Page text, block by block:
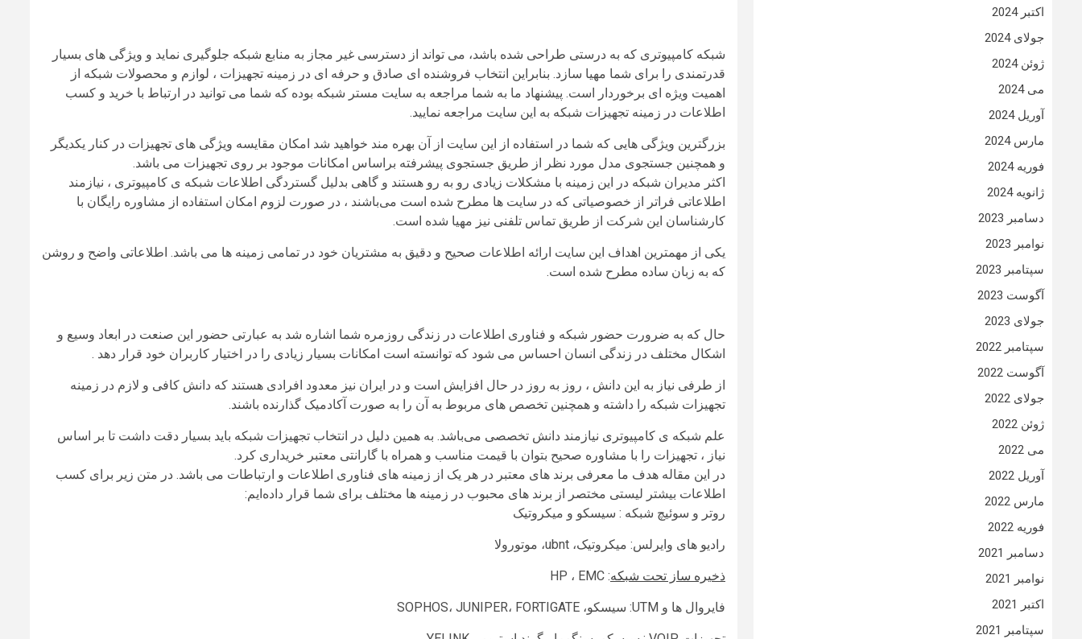
شبکه‌ کامپیوتری که به درستی طراحی شده باشد، می تواند از دسترسی غیر مجاز به منابع شبکه جلوگیری نماید و ویژگی‌ های بسیار
قدرتمندی را برای شما مهیا ‌سازد. بنابراین انتخاب فروشنده‌ ای صادق و حرفه ‌ای در زمینه تجهیزات ، لوازم و محصولات شبکه از
اهمیت ویژه ای برخوردار است. پیشنهاد ما به شما مراجعه به سایت مستر شبکه بوده که شما می ‌توانید در ارتباط با خرید و کسب
اطلاعات در زمینه تجهیزات شبکه به این سایت مراجعه نمایید.
بزرگترین ویژگی ‌هایی که شما در استفاده از این سایت از آن بهره مند خواهید شد امکان مقایسه ویژگی‌ های تجهیزات در کنار یکدیگر
و همچنین جستجوی مدل مورد نظر از طریق جستجوی پیشرفته براساس امکانات موجود بر روی تجهیزات می‌ باشد.
اکثر مدیران شبکه در این زمینه با مشکلات زیادی رو به رو هستند و گاهی بدلیل گستردگی اطلاعات شبکه ‌ی کامپیوتری ، نیازمند
اطلاعاتی فراتر از خصوصیاتی که در سایت‌ ها مطرح شده است می‌‎باشند ، در صورت لزوم امکان استفاده از مشاوره رایگان با
کارشناسان این شرکت از طریق تماس تلفنی نیز مهیا شده است.
یکی از مهمترین اهداف این سایت ارائه اطلاعات صحیح و دقیق به مشتریان خود در تمامی زمینه ‌ها می‌ باشد. اطلاعاتی واضح و روشن
که به زبان ساده مطرح شده است.
حال که به ضرورت حضور شبکه و فناوری اطلاعات در زندگی روزمره شما اشاره شد به عبارتی حضور این صنعت در ابعاد وسیع و
اشکال مختلف در زندگی انسان احساس می‌ شود که توانسته است امکانات بسیار زیادی را در اختیار کاربران خود قرار دهد .
از طرفی نیاز به این دانش ، روز به روز در حال افزایش است و در ایران نیز معدود افرادی هستند که دانش کافی و لازم در زمینه
تجهیزات شبکه را داشته و همچنین تخصص ‌های مربوط به آن را به صورت آکادمیک گذارنده باشند.
علم شبکه ‌ی کامپیوتری نیازمند دانش تخصصی می‌باشد. به همین دلیل در انتخاب تجهیزات شبکه باید بسیار دقت داشت تا بر اساس
نیاز ، تجهیزات را با مشاوره صحیح بتوان با قیمت مناسب و همراه با گارانتی معتبر خریداری کرد.
در این مقاله هدف ما معرفی برند های معتبر در هر یک از زمینه‌ های فناوری اطلاعات و ارتباطات می ‌باشد. در متن زیر برای کسب
اطلاعات بیشتر لیستی مختصر از برند های محبوب در زمینه‌ ها مختلف برای شما قرار داده‌‎ایم:
روتر و سوئیچ شبکه : سیسکو و میکروتیک
رادیو های وایرلس: میکروتیک، ubnt، موتورولا
ذخیره ساز تحت شبکه: HP ، EMC
فایروال ها و UTM: سیسکو، SOPHOS، JUNIPER، FORTIGATE
اکتبر 2024
جولای 2024
ژوئن 2024
می 2024
آوریل 2024
مارس 2024
فوریه 2024
ژانویه 2024
دسامبر 2023
نوامبر 2023
سپتامبر 2023
آگوست 2023
جولای 2023
سپتامبر 2022
آگوست 2022
جولای 2022
ژوئن 2022
می 2022
آوریل 2022
مارس 2022
فوریه 2022
دسامبر 2021
نوامبر 2021
اکتبر 2021
سپتامبر 2021